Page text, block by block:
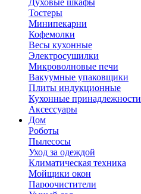
Тостеры
Минипекарни
Кофемолки
Весы кухонные
Электросушилки
Микроволновые печи
Вакуумные упаковщики
Плиты индукционные
Кухонные принадлежности
Аксессуары
Дом
Роботы
Пылесосы
Уход за одеждой
Климатическая техника
Мойщики окон
Пароочистители